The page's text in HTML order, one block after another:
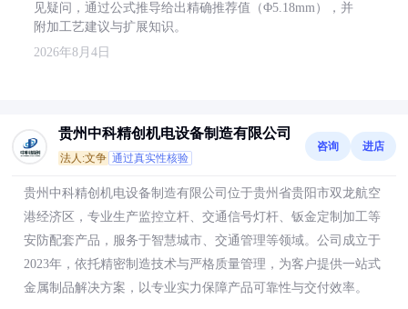
见疑问，通过公式推导给出精确推荐值（Φ5.18mm），并
附加工艺建议与扩展知识。
2026年8月4日
贵州中科精创机电设备制造有限公司
法人:文争 通过真实性核验
咨询 进店
贵州中科精创机电设备制造有限公司位于贵州省贵阳市双龙航空
港经济区，专业生产监控立杆、交通信号灯杆、钣金定制加工等
安防配套产品，服务于智慧城市、交通管理等领域。公司成立于
2023年，依托精密制造技术与严格质量管理，为客户提供一站式
金属制品解决方案，以专业实力保障产品可靠性与交付效率。